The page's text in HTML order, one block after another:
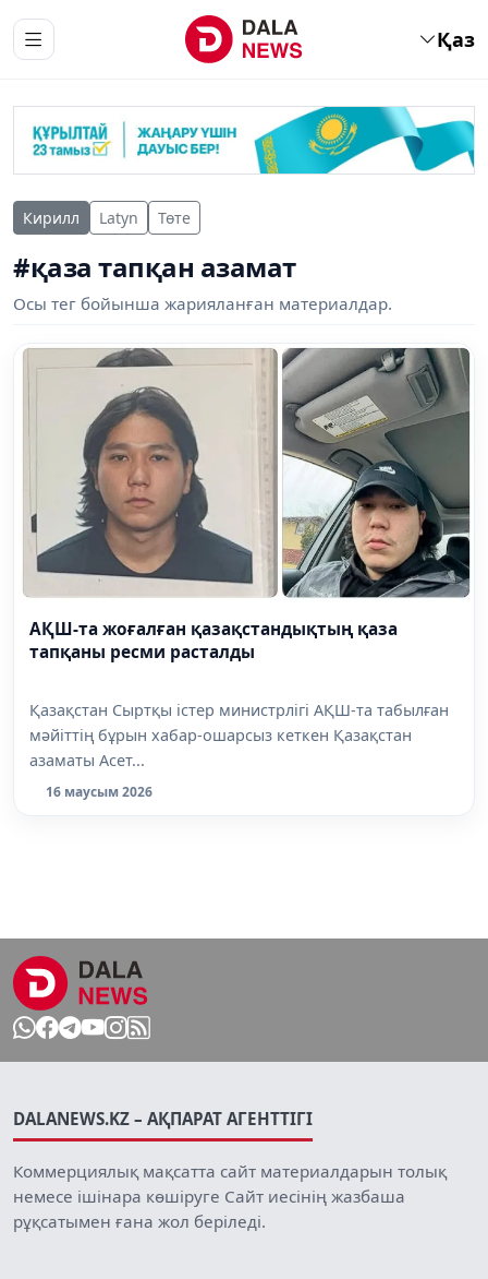
Қаз
Кирилл Latyn Төте
#қаза тапқан азамат
Осы тег бойынша жарияланған материалдар.
АҚШ-та жоғалған қазақстандықтың қаза
тапқаны ресми расталды
Қазақстан Сыртқы істер министрлігі АҚШ-та табылған
мәйіттің бұрын хабар-ошарсыз кеткен Қазақстан
азаматы Асет...
16 маусым 2026
DALANEWS.KZ – АҚПАРАТ АГЕНТТІГІ
Коммерциялық мақсатта сайт материалдарын толық
немесе ішінара көшіруге Сайт иесінің жазбаша
рұқсатымен ғана жол беріледі.